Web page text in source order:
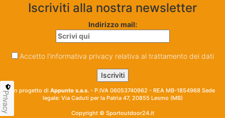
Iscriviti alla nostra newsletter
Indirizzo mail:
Accetto l'informativa privacy relativa al trattamento dei dati
Un progetto di Appunto s.a.s. - P.IVA 06053740962 - REA MB-1854968 Sede
legale: Via Caduti per la Patria 47, 20855 Lesmo (MB)
Copyright © Sportoutdoor24.it
Privacy